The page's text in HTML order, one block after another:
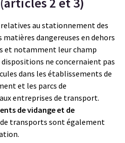
au stationnement des
dangereuses en dehors
et notamment leur champ
ne concernaient pas
dans les établissements de
et les parcs de
entreprises de transport.
de vidange et de
de transports sont également